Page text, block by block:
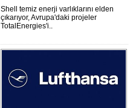
Shell temiz enerji varlıklarını elden
çıkarıyor, Avrupa'daki projeler
TotalEnergies'i..